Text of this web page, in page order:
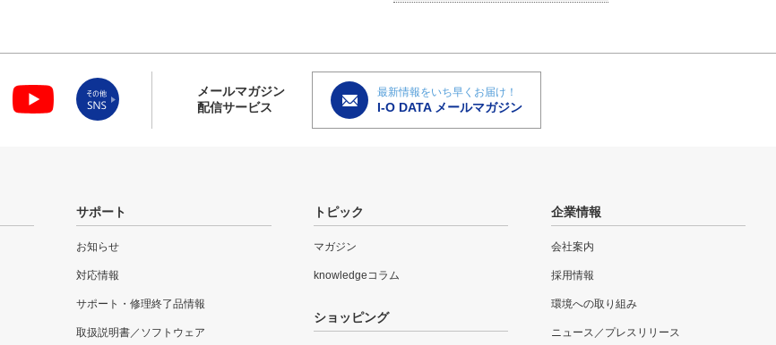
メールマガジン
配信サービス
最新情報をいち早くお届け！
I-O DATA メールマガジン
サポート
お知らせ
対応情報
サポート・修理終了品情報
取扱説明書／ソフトウェア
トピック
マガジン
knowledgeコラム
ショッピング
企業情報
会社案内
採用情報
環境への取り組み
ニュース／プレスリリース